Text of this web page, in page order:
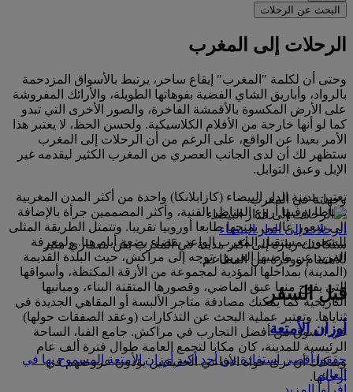
البحث عن الرحلات
الرحلات إلى المغرب
وحتى أن لكلمة "المغرب" إيقاع ساحر، يرتبط بالأسواق المزدحمة
بالرواد، وأباريق الشاي الفضية بفوهاتها الطويلة، والأرائك المفروشة
على الأرض المكسوة بالأقمشة الفاخرة، والصور الأخرى التي تبدو
كما لو أنها خارجة من الأفلام الكلاسيكية. ولحسن الحظ، لا يعتبر هذا
الأمر بعيدا عن الواقع، على الرغم من أن الرحلات إلى المغرب
ستظهر لك أن لدى الجانب العصري من المغرب الكثير ليقدمه غير
الإبل وعبق التوابل.
تعتبر مدينة الدار البيضاء (كازابلانكا) واحدة من أكثر المدن المغربية
نشاطا، وفيها أروع المناظر الفنية، وأكثر المصممين جرأة بالإضافة
إلى شعور عالمي يمنحها طابعا أوروبيا تقريبا. وتتمثل الطريقة المثلى
للشعور بمستقبل المغرب الواعد بقضاء بضعة أيام هنا. ولمعرفة
المزيد عن ماضيها العريق، توجه إلى مراكش، حيث البلدة القديمة
(المدينة) بمداخلها المؤدية لمجموعة من الأزقة المكتظة، وأسواقها
التي يفوح منها عبق الماضي، وقصورها المتقنة البناء، ومبانيها
التاريخية كما يمكنك مصادفة متاجر الألبسة أو المقاهي الجديدة في
ثناياها. وتعتبر عملية البحث عن التذكارات (وعقد الصفقات حولها)
في السوق من أفضل التجارب في مراكش. جامع الفنا، الساحة
الرئيسية للمدينة، كان مكانا لتجمع العامة طوال فترة ألف عام
ويمكنك أن ترى حواة الأفاعي الحقيقيين يؤدون عروضهم في
أرجائها.
وجهاتنا في المغرب
الرحلات إلى الدار البيضاء
ستكافئك زيارة إلى أكبر مدينة في المغرب بفن معماري مثير
للاهتمام ووفرة من المطاعم.
قبل السفر
أوزان الأمتعة
حققوا أقصى استفادة من أحد أكبر أوزان الأمتعة المسموح بها في
العالم